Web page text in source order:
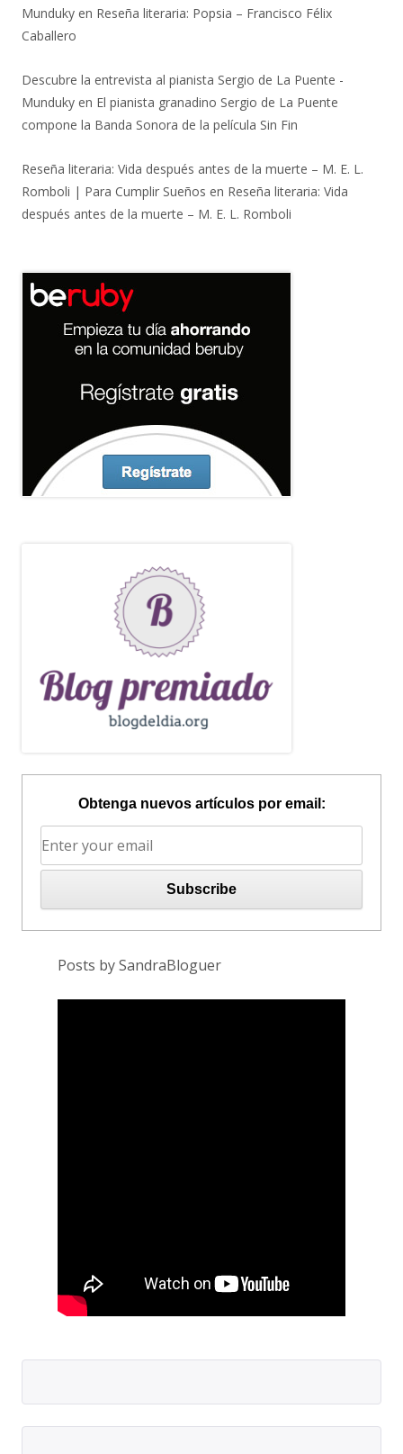
Munduky en Reseña literaria: Popsia – Francisco Félix
Caballero
Descubre la entrevista al pianista Sergio de La Puente -
Munduky en El pianista granadino Sergio de La Puente
compone la Banda Sonora de la película Sin Fin
Reseña literaria: Vida después antes de la muerte – M. E. L.
Romboli | Para Cumplir Sueños en Reseña literaria: Vida
después antes de la muerte – M. E. L. Romboli
Obtenga nuevos artículos por email:
Posts by SandraBloguer